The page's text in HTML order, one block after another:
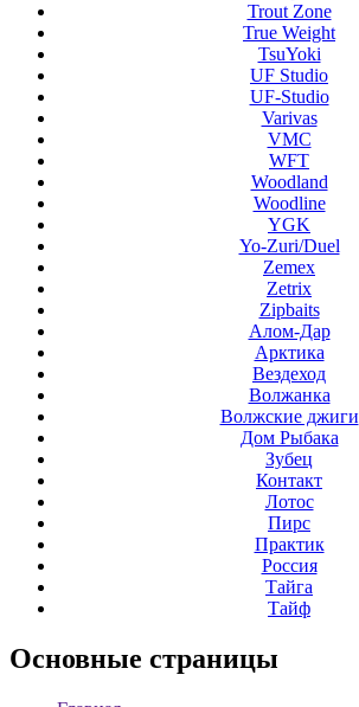
Trout Zone
True Weight
TsuYoki
UF Studio
UF-Studio
Varivas
VMC
WFT
Woodland
Woodline
YGK
Yo-Zuri/Duel
Zemex
Zetrix
Zipbaits
Алом-Дар
Арктика
Вездеход
Волжанка
Волжские джиги
Дом Рыбака
Зубец
Контакт
Лотос
Пирс
Практик
Россия
Тайга
Тайф
Основные страницы